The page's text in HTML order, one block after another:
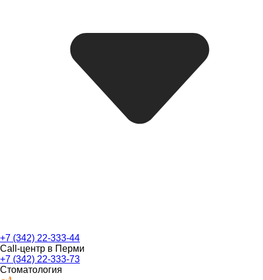
+7 (342) 22-333-44
Call-центр в Перми
+7 (342) 22-333-73
Стоматология